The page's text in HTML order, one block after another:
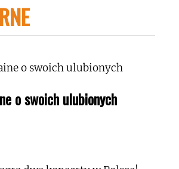
o swoich ulubionych